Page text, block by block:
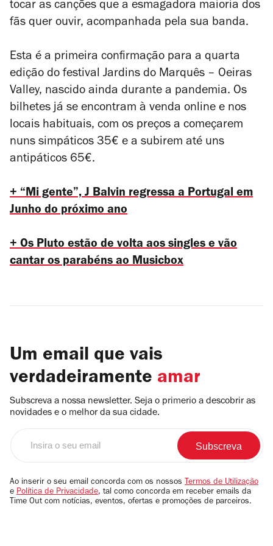
tocar as canções que a esmagadora maioria dos
fãs quer ouvir, acompanhada pela sua banda.
Esta é a primeira confirmação para a quarta
edição do festival Jardins do Marquês – Oeiras
Valley, nascido ainda durante a pandemia. Os
bilhetes já se encontram à venda online e nos
locais habituais, com os preços a começarem
nuns simpáticos 35€ e a subirem até uns
antipáticos 65€.
+ “Mi gente”, J Balvin regressa a Portugal em
Junho do próximo ano
+ Os Pluto estão de volta aos singles e vão
cantar os parabéns ao Musicbox
Um email que vais
verdadeiramente amar
Subscreva a nossa newsletter. Seja o primerio a descobrir as
novidades e o melhor da sua cidade.
email
Ao inserir o seu email concorda com os nossos Termos de Utilização
e Política de Privacidade, tal como concorda em receber emails da
Time Out com notícias, eventos, ofertas e promoções de parceiros.